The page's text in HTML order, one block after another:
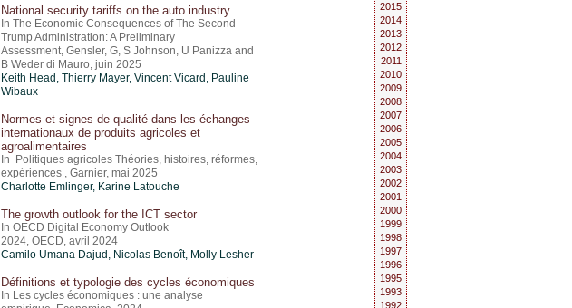
National security tariffs on the auto industry
In The Economic Consequences of The Second
Trump Administration: A Preliminary
Assessment, Gensler, G, S Johnson, U Panizza and
B Weder di Mauro, juin 2025
Keith Head, Thierry Mayer, Vincent Vicard , Pauline
Wibaux
Normes et signes de qualité dans les échanges
internationaux de produits agricoles et
agroalimentaires
In Politiques agricoles Théories, histoires, réformes,
expériences , Garnier, mai 2025
Charlotte Emlinger, Karine Latouche
The growth outlook for the ICT sector
In OECD Digital Economy Outlook
2024, OECD, avril 2024
Camilo Umana Dajud , Nicolas Benoît, Molly Lesher
Définitions et typologie des cycles économiques
In Les cycles économiques : une analyse
2015
2014
2013
2012
2011
2010
2009
2008
2007
2006
2005
2004
2003
2002
2001
2000
1999
1998
1997
1996
1995
1993
1992